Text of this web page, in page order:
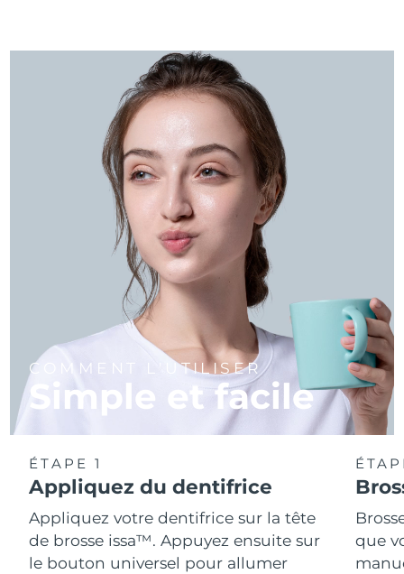
COMMENT L'UTILISER
Simple et facile
ÉTAPE 1
Appliquez du dentifrice
Appliquez votre dentifrice sur la tête
de brosse issa™. Appuyez ensuite sur
le bouton universel pour allumer
que